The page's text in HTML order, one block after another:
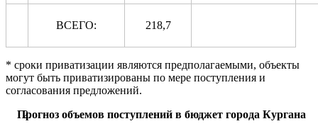
ВСЕГО: 218,7
* сроки приватизации являются предполагаемыми, объекты
могут быть приватизированы по мере поступления и
согласования предложений.
Прогноз объемов поступлений в бюджет города Кургана